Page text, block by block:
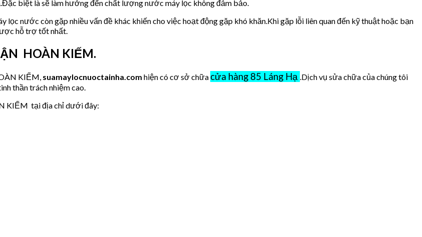
biệt là sẽ làm hưởng đến chất lượng nước máy lọc không đảm bảo.
nước còn gặp nhiều vấn đề khác khiến cho việc hoạt động gặp khó khăn.Khi gặp lỗi liên quan đến kỹ thuật hoặc bạn
hỗ trợ tốt nhất.
HOÀN KIẾM.
KIẾM, suamaylocnuoctainha.com hiện có cơ sở chữa cửa hàng 85 Láng Hạ .Dịch vụ sửa chữa của chúng tôi
thần trách nhiệm cao.
KIẾM tại địa chỉ dưới đây: